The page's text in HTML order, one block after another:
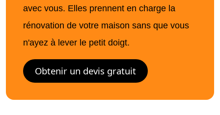
avec vous. Elles prennent en charge la
rénovation de votre maison sans que vous
n'ayez à lever le petit doigt.
Obtenir un devis gratuit